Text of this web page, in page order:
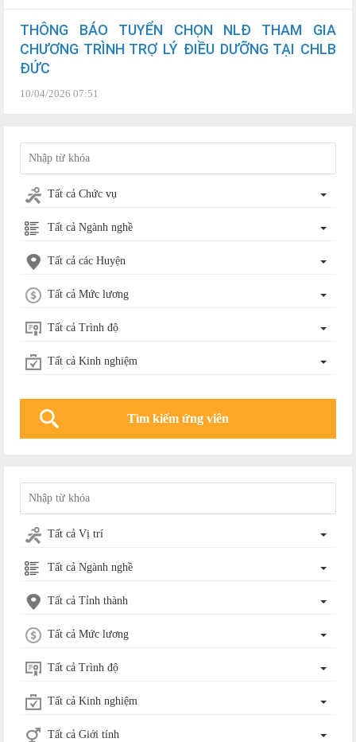
THÔNG BÁO TUYỂN CHỌN NLĐ THAM GIA
CHƯƠNG TRÌNH TRỢ LÝ ĐIỀU DƯỠNG TẠI CHLB
ĐỨC
10/04/2026 07:51
Tất cả Chức vụ
Tất cả Ngành nghề
Tất cả các Huyện
Tất cả Mức lương
Tất cả Trình độ
Tất cả Kinh nghiệm
Tất cả Vị trí
Tất cả Ngành nghề
Tất cả Tỉnh thành
Tất cả Mức lương
Tất cả Trình độ
Tất cả Kinh nghiệm
Tất cả Giới tính